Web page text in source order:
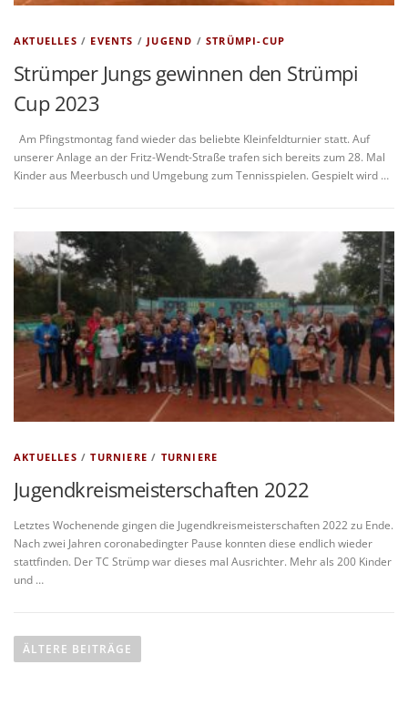
AKTUELLES / EVENTS / JUGEND /STRÜMPI-CUP
Strümper Jungs gewinnen den Strümpi
Cup 2023
Am Pfingstmontag fand wieder das beliebte Kleinfeldturnier statt. Auf
unserer Anlage an der Fritz-Wendt-Straße trafen sich bereits zum 28. Mal
Kinder aus Meerbusch und Umgebung zum Tennisspielen. Gespielt wird …
AKTUELLES /TURNIERE / TURNIERE
Jugendkreismeisterschaften 2022
Letztes Wochenende gingen die Jugendkreismeisterschaften 2022 zu Ende.
Nach zwei Jahren coronabedingter Pause konnten diese endlich wieder
stattfinden. Der TC Strümp war dieses mal Ausrichter. Mehr als 200 Kinder
und …
eÄLTERE BEITRÄGE